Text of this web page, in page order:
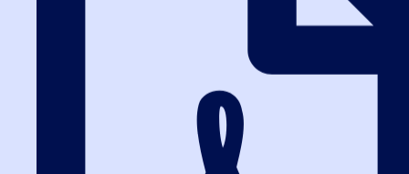
поставщиков: юридические
Знаковый прецедент возник при попытке внести контрагента в
РНП на основании решения третейского суда. Практика ФАС
2026 четко разграничивает: только государственные суды
правомочны принимать такие решения. Этот пример особенно
важен для международных компаний, работающих в Омске, где